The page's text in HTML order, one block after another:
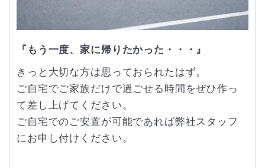
『もう一度、家に帰りたかった・・・』
きっと大切な方は思っておられたはず。
ご自宅でご家族だけで過ごせる時間をぜひ作っ
て差し上げてください。
ご自宅でのご安置が可能であれば弊社スタッフ
にお申し付けください。